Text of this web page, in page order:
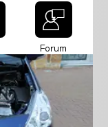
Forum